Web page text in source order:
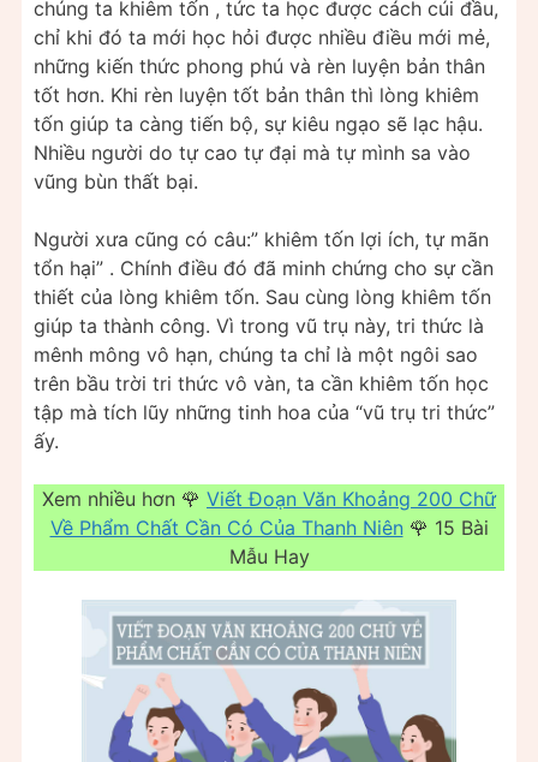
chúng ta khiêm tốn , tức ta học được cách cúi đầu,
chỉ khi đó ta mới học hỏi được nhiều điều mới mẻ,
những kiến thức phong phú và rèn luyện bản thân
tốt hơn. Khi rèn luyện tốt bản thân thì lòng khiêm
tốn giúp ta càng tiến bộ, sự kiêu ngạo sẽ lạc hậu.
Nhiều người do tự cao tự đại mà tự mình sa vào
vũng bùn thất bại.
Người xưa cũng có câu:” khiêm tốn lợi ích, tự mãn
tổn hại” . Chính điều đó đã minh chứng cho sự cần
thiết của lòng khiêm tốn. Sau cùng lòng khiêm tốn
giúp ta thành công. Vì trong vũ trụ này, tri thức là
mênh mông vô hạn, chúng ta chỉ là một ngôi sao
trên bầu trời tri thức vô vàn, ta cần khiêm tốn học
tập mà tích lũy những tinh hoa của “vũ trụ tri thức”
ấy.
Xem nhiều hơn 🌹 Viết Đoạn Văn Khoảng 200 Chữ
Về Phẩm Chất Cần Có Của Thanh Niên 🌹 15 Bài
Mẫu Hay